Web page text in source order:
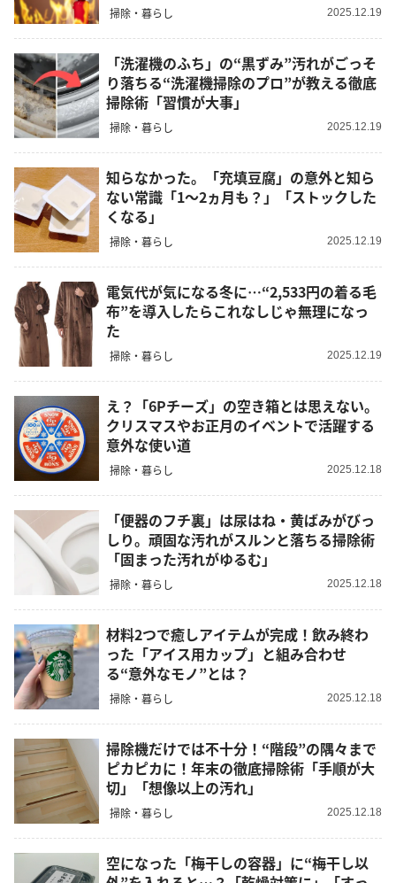
掃除・暮らし 2025.12.19
「洗濯機のふち」の“黒ずみ”汚れがごっそ
り落ちる“洗濯機掃除のプロ”が教える徹底
掃除術「習慣が大事」
掃除・暮らし 2025.12.19
知らなかった。「充填豆腐」の意外と知ら
ない常識「1～2ヵ月も？」「ストックした
くなる」
掃除・暮らし 2025.12.19
電気代が気になる冬に…“2,533円の着る毛
布”を導入したらこれなしじゃ無理になっ
た
掃除・暮らし 2025.12.19
え？「6Pチーズ」の空き箱とは思えない。
クリスマスやお正月のイベントで活躍する
意外な使い道
掃除・暮らし 2025.12.18
「便器のフチ裏」は尿はね・黄ばみがびっ
しり。頑固な汚れがスルンと落ちる掃除術
「固まった汚れがゆるむ」
掃除・暮らし 2025.12.18
材料2つで癒しアイテムが完成！飲み終わ
った「アイス用カップ」と組み合わせ
る“意外なモノ”とは？
掃除・暮らし 2025.12.18
掃除機だけでは不十分！“階段”の隅々まで
ピカピカに！年末の徹底掃除術「手順が大
切」「想像以上の汚れ」
掃除・暮らし 2025.12.18
空になった「梅干しの容器」に“梅干し以